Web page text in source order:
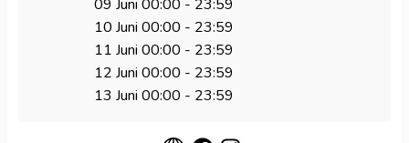
09 Juni 00:00 - 23:59
10 Juni 00:00 - 23:59
11 Juni 00:00 - 23:59
12 Juni 00:00 - 23:59
13 Juni 00:00 - 23:59